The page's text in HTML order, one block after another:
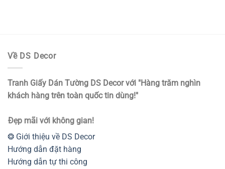
hiện
Về DS Decor
Tranh Giấy Dán Tường DS Decor với "Hàng trăm nghìn
khách hàng trên toàn quốc tin dùng!"
Đẹp mãi với không gian!
❂ Giới thiệu về DS Decor
Hướng dẫn đặt hàng
Hướng dẫn tự thi công